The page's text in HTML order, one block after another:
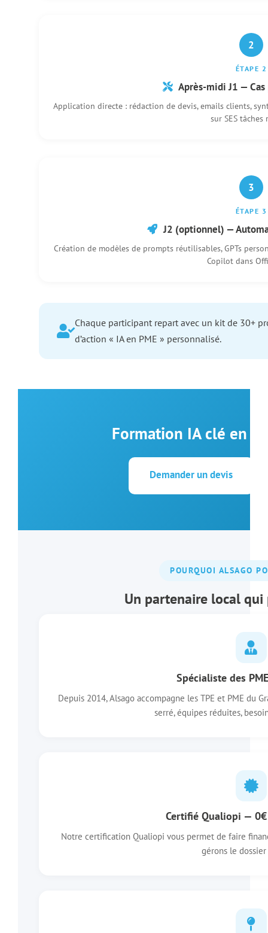
2
ÉTAPE 2
Après-midi J1 —
Application directe : rédaction de devis, emails clients,
sur SES tâches
3
ÉTAPE 3
J2 (optionnel) —
Création de modèles de prompts réutilisables, GPTs
Copilot dans
Chaque participant repart avec un kit de 30+
d’action « IA en PME » personnalisé.
Formation IA clé en
Demander un devis
POURQUOI ALSAGO
Un partenaire local
Spécialiste des
Depuis 2014, Alsago accompagne les TPE et PME du
serré, équipes réduites,
Certifié Qualiopi —
Notre certification Qualiopi vous permet de faire
gérons le dossier